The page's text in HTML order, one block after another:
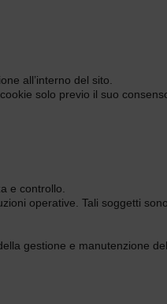
all’interno del sito.
solo previo il suo
e controllo.
operative. Tali soggetti sono
gestione e manutenzione